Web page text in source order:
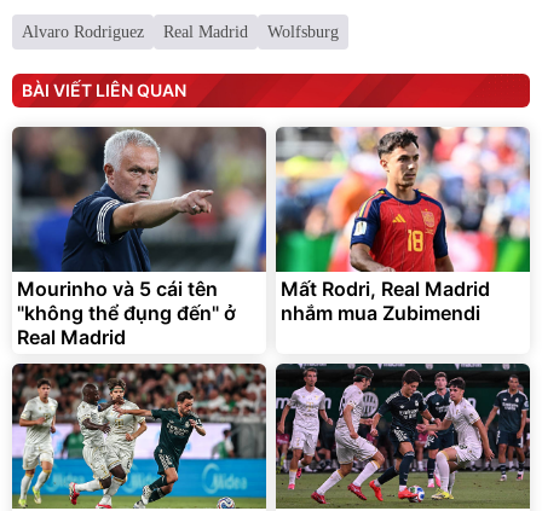
Alvaro Rodriguez Real Madrid Wolfsburg
BÀI VIẾT LIÊN QUAN
Mourinho và 5 cái tên
"không thể đụng đến" ở
Real Madrid
Mất Rodri, Real Madrid
nhắm mua Zubimendi